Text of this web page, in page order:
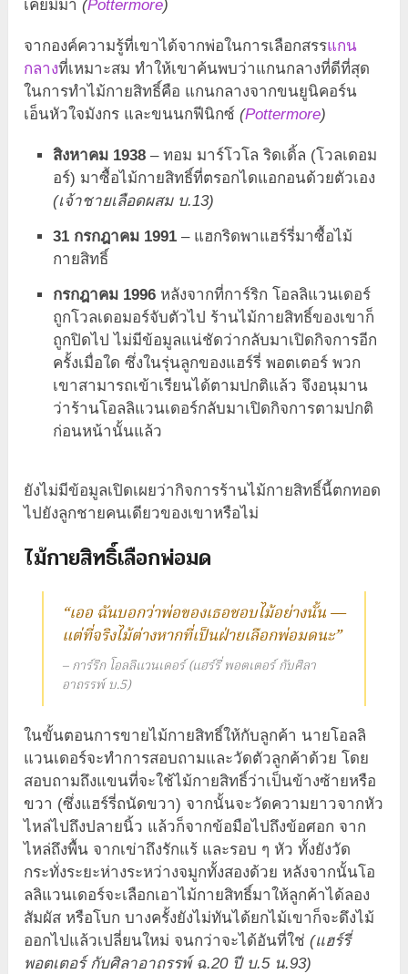
เคยมีมา(Pottermore)
จากองค์ความรู้ที่เขาได้จากพ่อในการเลือกสรรแกน
กลางที่เหมาะสม ทำให้เขาค้นพบว่าแกนกลางที่ดีที่สุด
ในการทำไม้กายสิทธิ์คือ แกนกลางจากขนยูนิคอร์น
เอ็นหัวใจมังกร และขนนกฟีนิกซ์(Pottermore)
สิงหาคม 1938 – ทอม มาร์โวโล ริดเดิ้ล (โวลเดอม
อร์) มาซื้อไม้กายสิทธิ์ที่ตรอกไดแอกอนด้วยตัวเอง
(เจ้าชายเลือดผสม บ.13)
31 กรกฎาคม 1991 – แฮกริดพาแฮร์รี่มาซื้อไม้
กายสิทธิ์
กรกฎาคม 1996 หลังจากที่การ์ริก โอลลิแวนเดอร์
ถูกโวลเดอมอร์จับตัวไป ร้านไม้กายสิทธิ์ของเขาก็
ถูกปิดไป ไม่มีข้อมูลแน่ชัดว่ากลับมาเปิดกิจการอีก
ครั้งเมื่อใด ซึ่งในรุ่นลูกของแฮร์รี่ พอตเตอร์ พวก
เขาสามารถเข้าเรียนได้ตามปกติแล้ว จึงอนุมาน
ว่าร้านโอลลิแวนเดอร์กลับมาเปิดกิจการตามปกติ
ก่อนหน้านั้นแล้ว
ยังไม่มีข้อมูลเปิดเผยว่ากิจการร้านไม้กายสิทธิ์นี้ตกทอด
ไปยังลูกชายคนเดียวของเขาหรือไม่
ไม้กายสิทธิ์เลือกพ่อมด
“เออ ฉันบอกว่าพ่อของเธอชอบไม้อย่างนั้น —
แต่ที่จริงไม้ต่างหากที่เป็นฝ่ายเลือกพ่อมดนะ”
– การ์ริก โอลลิแวนเดอร์ (แฮร์รี่ พอตเตอร์ กับศิลา
อาถรรพ์ บ.5)
ในขั้นตอนการขายไม้กายสิทธิ์ให้กับลูกค้า นายโอลลิ
แวนเดอร์จะทำการสอบถามและวัดตัวลูกค้าด้วย โดย
สอบถามถึงแขนที่จะใช้ไม้กายสิทธิ์ว่าเป็นข้างซ้ายหรือ
ขวา (ซึ่งแฮร์รี่ถนัดขวา) จากนั้นจะวัดความยาวจากหัว
ไหล่ไปถึงปลายนิ้ว แล้วก็จากข้อมือไปถึงข้อศอก จาก
ไหล่ถึงพื้น จากเข่าถึงรักแร้ และรอบ ๆ หัว ทั้งยังวัด
กระทั่งระยะห่างระหว่างจมูกทั้งสองด้วย หลังจากนั้นโอ
ลลิแวนเดอร์จะเลือกเอาไม้กายสิทธิ์มาให้ลูกค้าได้ลอง
สัมผัส หรือโบก บางครั้งยังไม่ทันได้ยกไม้เขาก็จะดึงไม้
ออกไปแล้วเปลี่ยนใหม่ จนกว่าจะได้อันที่ใช่(แฮร์รี่
พอตเตอร์ กับศิลาอาถรรพ์ ฉ.20 ปี บ.5 น.93)